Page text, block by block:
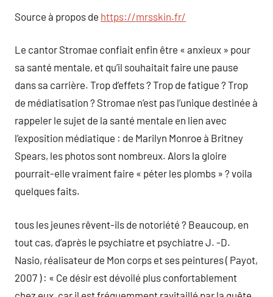
Source à propos de https://mrsskin.fr/
Le cantor Stromae confiait enfin être « anxieux » pour
sa santé mentale, et qu’il souhaitait faire une pause
dans sa carrière. Trop d’effets ? Trop de fatigue ? Trop
de médiatisation ? Stromae n’est pas l’unique destinée à
rappeler le sujet de la santé mentale en lien avec
l’exposition médiatique : de Marilyn Monroe à Britney
Spears, les photos sont nombreux. Alors la gloire
pourrait-elle vraiment faire « péter les plombs » ? voila
quelques faits.
tous les jeunes rêvent-ils de notoriété ? Beaucoup, en
tout cas, d’après le psychiatre et psychiatre J. -D.
Nasio, réalisateur de Mon corps et ses peintures ( Payot,
2007 ) : « Ce désir est dévoilé plus confortablement